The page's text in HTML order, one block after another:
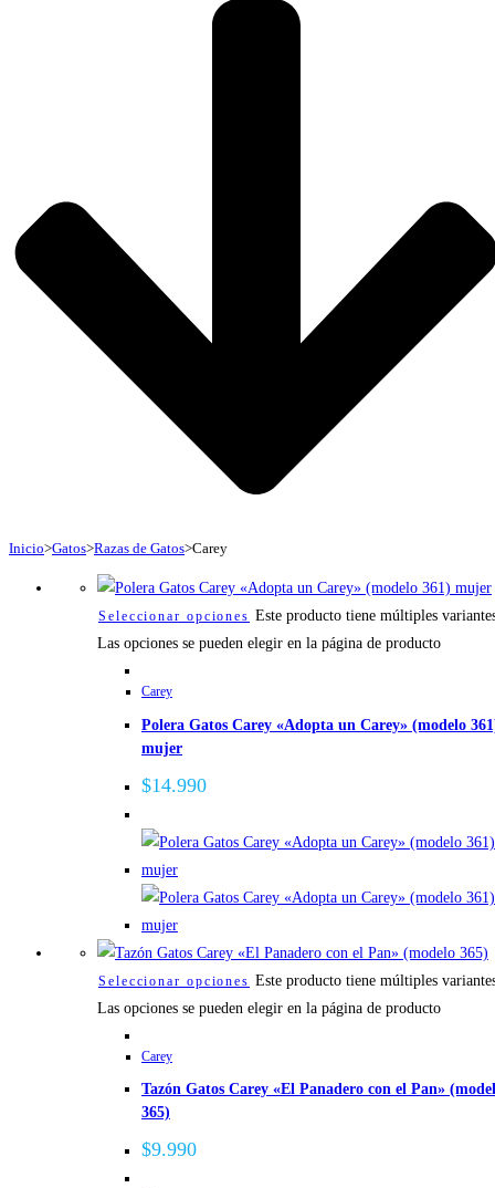
Inicio>Gatos>Razas de Gatos>Carey
Seleccionar opciones Este producto tiene múltiples
Las opciones se pueden elegir en la página de producto
Carey
Polera Gatos Carey «Adopta un Carey» (modelo
mujer
$14.990
Seleccionar opciones Este producto tiene múltiples
Las opciones se pueden elegir en la página de producto
Carey
Tazón Gatos Carey «El Panadero con el Pan»
365)
$9.990